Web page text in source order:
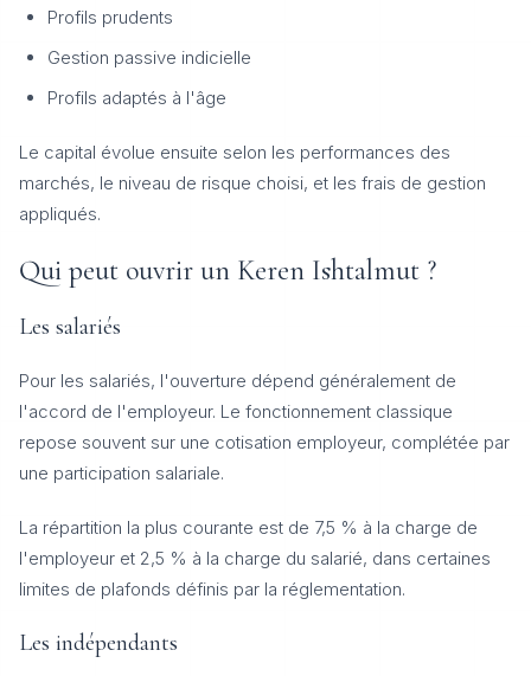
Profils prudents
Gestion passive indicielle
Profils adaptés à l'âge
Le capital évolue ensuite selon les performances des
marchés, le niveau de risque choisi, et les frais de gestion
appliqués.
Qui peut ouvrir un Keren Ishtalmut ?
Les salariés
Pour les salariés, l'ouverture dépend généralement de
l'accord de l'employeur. Le fonctionnement classique
repose souvent sur une cotisation employeur, complétée par
une participation salariale.
La répartition la plus courante est de 7,5 % à la charge de
l'employeur et 2,5 % à la charge du salarié, dans certaines
limites de plafonds définis par la réglementation.
Les indépendants